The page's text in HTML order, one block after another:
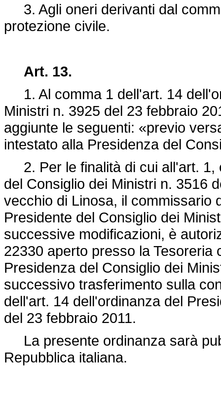
3. Agli oneri derivanti dal
protezione civile.
Art. 13.
1. Al comma 1 dell'art. 14
Ministri n. 3925 del 23 febbraio
aggiunte le seguenti: «previo
intestato alla Presidenza del
2. Per le finalità di cui all'art. 1,
del Consiglio dei Ministri n. 3516
vecchio di Linosa, il commissario
Presidente del Consiglio dei
successive modificazioni, è
22330 aperto presso la Tesoreria
Presidenza del Consiglio dei
successivo trasferimento sulla
dell'art. 14 dell'ordinanza del
del 23 febbraio 2011.
La presente ordinanza sarà
Repubblica italiana.